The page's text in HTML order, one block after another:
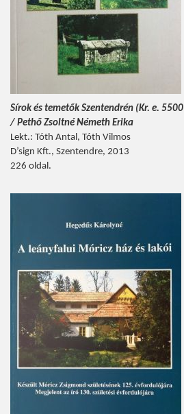
Sírok és temetők Szentendrén (Kr. e.
/ Pethő Zsoltné Németh Erika
Lekt.: Tóth Antal, Tóth Vilmos
D’sign Kft., Szentendre, 2013
226 oldal.